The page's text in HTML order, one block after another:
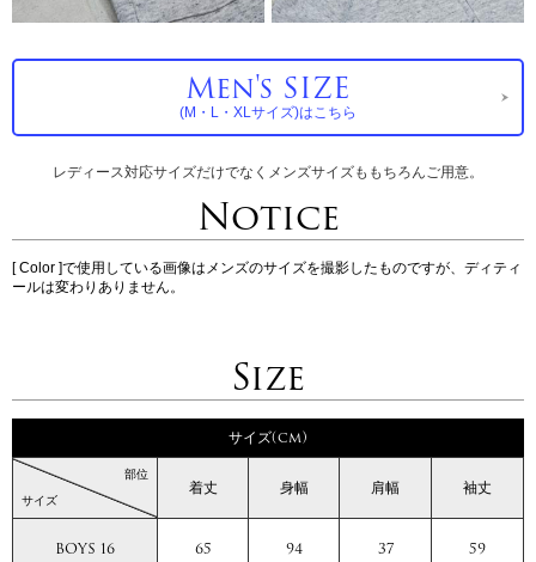
Men's SIZE
(M・L・XLサイズ)はこちら
レディース対応サイズだけでなくメンズサイズももちろんご用意。
Notice
[ Color ]で使用している画像はメンズのサイズを撮影したものですが、ディティ
ールは変わりありません。
Size
サイズ(cm)
サイズ
部位
着丈 身幅 肩幅 袖丈
BOYS 16 65 94 37 59